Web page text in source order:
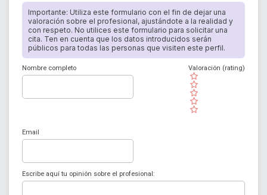
Importante: Utiliza este formulario con el fin de dejar una
valoración sobre el profesional, ajustándote a la realidad y
con respeto. No utilices este formulario para solicitar una
cita. Ten en cuenta que los datos introducidos serán
públicos para todas las personas que visiten este perfil.
Nombre completo
( )
( )
( )
( )
( )
Valoración (rating)
Email
Escribe aquí tu opinión sobre el profesional: